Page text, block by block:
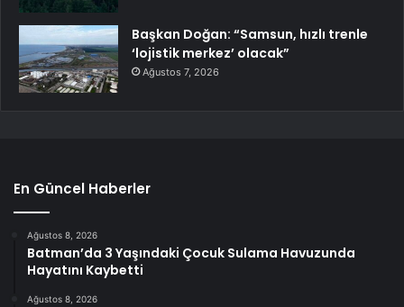
Başkan Doğan: “Samsun, hızlı trenle
‘lojistik merkez’ olacak”
Ağustos 7, 2026
En Güncel Haberler
Ağustos 8, 2026
Batman’da 3 Yaşındaki Çocuk Sulama Havuzunda
Hayatını Kaybetti
Ağustos 8, 2026